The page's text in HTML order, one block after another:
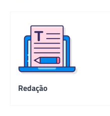
Redação